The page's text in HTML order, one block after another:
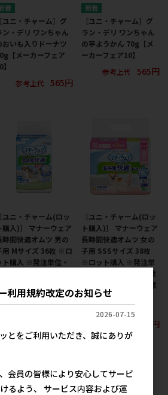
［ユニ・チャーム］グ
ン・デリ ワンちゃん
おいも入りドーナツ
【メーカーフェア
参考上代
565円
［ユニ・チャーム］グ
ラン・デリ ワンちゃん
の芋ようかん 70g【メ
ーカーフェア10】
参考上代
565円
［ユニ・チャーム(ロッ
購入)］ マナーウェア
時間快適オムツ 男の
用 Mサイズ 36枚 ※ロ
ト購入 ※発注単位・
【メーカーフェア5】
［ユニ・チャーム(ロッ
ト購入)］ マナーウェア
長時間快適オムツ 女の
子用 SSSサイズ 38枚
※ロット購入 ※発注単
位・最低発注数量(混載
30ケース以上)にご注意
下さい【メーカーフェ
ア5】
2,819円
利用規約改定のお知らせ
2026-07-15
とをご利用いただき、誠にありが
会員の皆様により安心してサービ
るよう、 サービス内容および運